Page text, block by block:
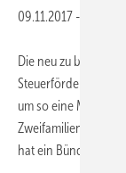
09.11.2017 -
Die neu zu bildende
Steuerförderung für
um so eine
hat ein Bündnis aus